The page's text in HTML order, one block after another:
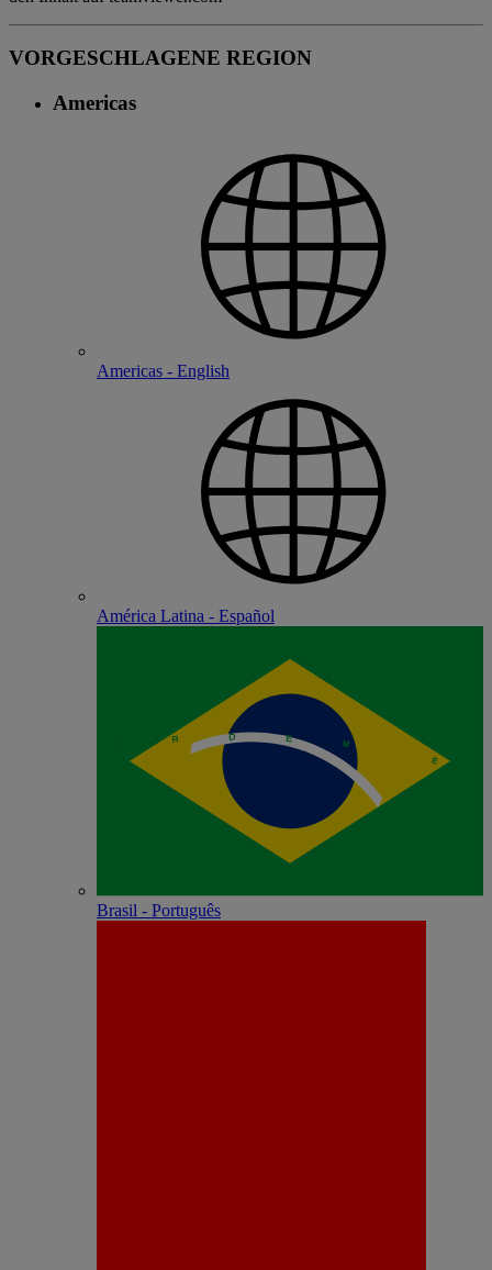
VORGESCHLAGENE REGION
Americas
Americas - English
América Latina - Español
Brasil - Português